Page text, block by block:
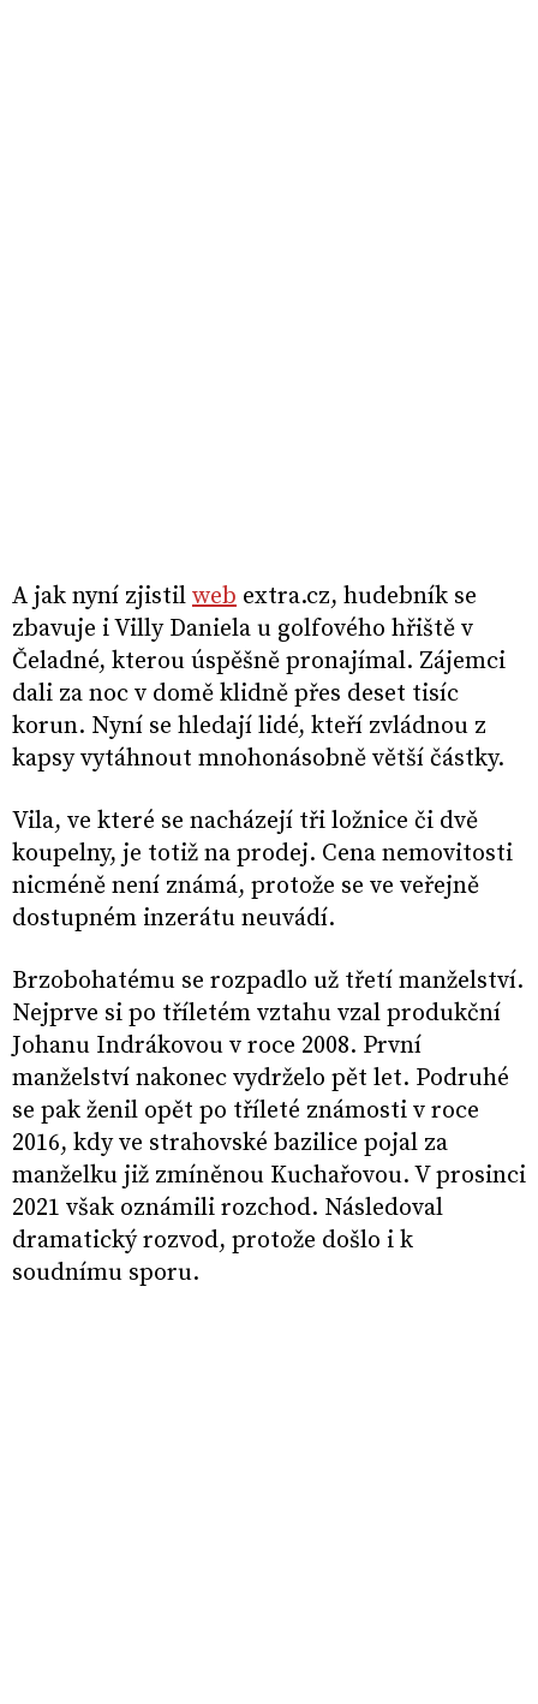
A jak nyní zjistil web extra.cz, hudebník se
zbavuje i Villy Daniela u golfového hřiště v
Čeladné, kterou úspěšně pronajímal. Zájemci
dali za noc v domě klidně přes deset tisíc
korun. Nyní se hledají lidé, kteří zvládnou z
kapsy vytáhnout mnohonásobně větší částky.
Vila, ve které se nacházejí tři ložnice či dvě
koupelny, je totiž na prodej. Cena nemovitosti
nicméně není známá, protože se ve veřejně
dostupném inzerátu neuvádí.
Brzobohatému se rozpadlo už třetí manželství.
Nejprve si po tříletém vztahu vzal produkční
Johanu Indrákovou v roce 2008. První
manželství nakonec vydrželo pět let. Podruhé
se pak ženil opět po tříleté známosti v roce
2016, kdy ve strahovské bazilice pojal za
manželku již zmíněnou Kuchařovou. V prosinci
2021 však oznámili rozchod. Následoval
dramatický rozvod, protože došlo i k
soudnímu sporu.